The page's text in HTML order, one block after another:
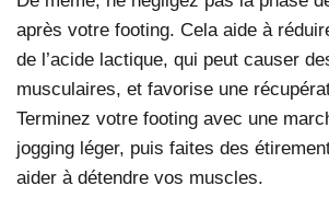
après votre footing. Cela aide à
de l’acide lactique, qui peut causer
musculaires, et favorise une
Terminez votre footing avec une
jogging léger, puis faites des
aider à détendre vos muscles.